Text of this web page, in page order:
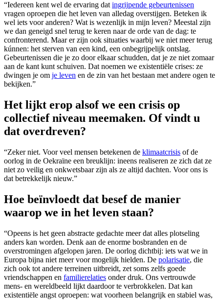
“Iedereen kent wel de ervaring dat ingrijpende gebeurtenissen
vragen oproepen die het leven van alledag overstijgen. Beteken ik
wel iets voor anderen? Wat is wezenlijk in mijn leven? Meestal zijn
we dan geneigd snel terug te keren naar de orde van de dag: te
confronterend. Maar er zijn ook situaties waarbij we niet meer terug
kúnnen: het sterven van een kind, een onbegrijpelijk ontslag.
Gebeurtenissen die je zo door elkaar schudden, dat je ze niet zomaar
aan de kant kunt schuiven. Dat noemen we existentiële crises: ze
dwingen je om je leven en de zin van het bestaan met andere ogen te
bekijken.”
Het lijkt erop alsof we een crisis op
collectief niveau meemaken. Of vindt u
dat overdreven?
“Zeker niet. Voor veel mensen betekenen de klimaatcrisis of de
oorlog in de Oekraïne een breuklijn: ineens realiseren ze zich dat ze
niet zo veilig en onkwetsbaar zijn als ze altijd dachten. Voor ons is
dat betrekkelijk nieuw.”
Hoe beïnvloedt dat besef de manier
waarop we in het leven staan?
“Opeens is het geen abstracte gedachte meer dat alles plotseling
anders kan worden. Denk aan de enorme bosbranden en de
overstromingen afgelopen jaren. De oorlog dichtbij: iets wat we in
Europa bijna niet meer voor mogelijk hielden. De polarisatie, die
zich ook tot andere terreinen uitbreidt, zet soms zelfs goede
vriendschappen en familierelaties onder druk. Ons vertrouwde
mens- en wereldbeeld lijkt daardoor te verbrokkelen. Dat kan
existentiële angst oproepen: wat voorheen belangrijk en stabiel was,